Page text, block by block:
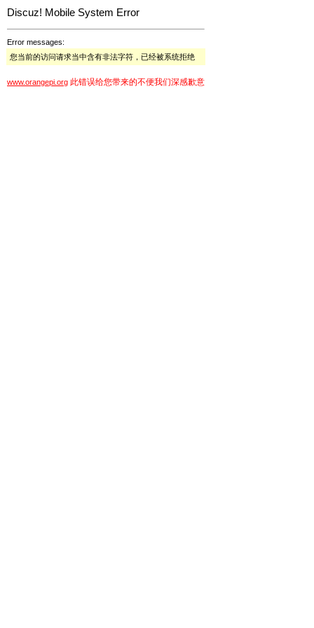
Discuz! Mobile System Error
Error messages:
您当前的访问请求当中含有非法字符，已经被系统拒绝
www.orangepi.org 此错误给您带来的不便我们深感歉意